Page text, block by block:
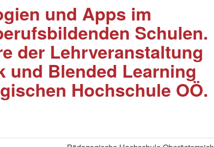
und Apps im
Schulen.
der Lehrveranstaltung
und Blended Learning
Hochschule OÖ.